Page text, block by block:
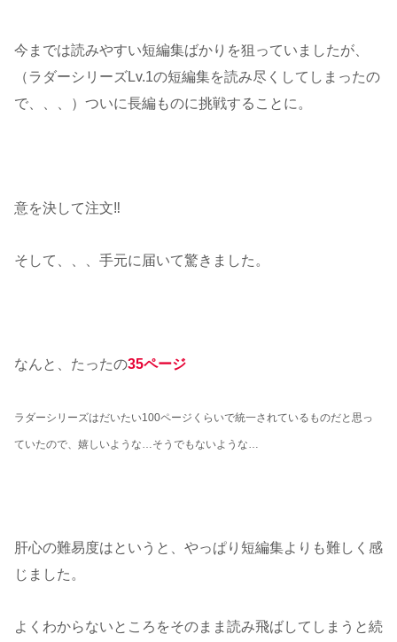
今までは読みやすい短編集ばかりを狙っていましたが、
（ラダーシリーズLv.1の短編集を読み尽くしてしまったの
で、、、）ついに長編ものに挑戦することに。
意を決して注文‼
そして、、、手元に届いて驚きました。
なんと、たったの35ページ
ラダーシリーズはだいたい100ページくらいで統一されているものだと思っ
ていたので、嬉しいような…そうでもないような…
肝心の難易度はというと、やっぱり短編集よりも難しく感
じました。
よくわからないところをそのまま読み飛ばしてしまうと続